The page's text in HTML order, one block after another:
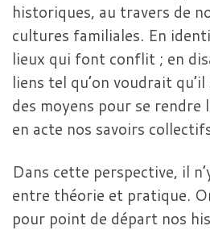
historiques, au travers de
cultures familiales. En
lieux qui font conflit ; en
liens tel qu’on voudrait
des moyens pour se
en acte nos savoirs
Dans cette perspective, il
entre théorie et pratique.
pour point de départ nos